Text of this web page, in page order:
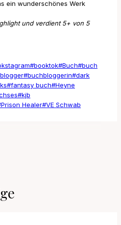
ein wunderschönes Werk
und verdient 5+ von 5
#booktok#Buch#buch
#buchbloggerin#dark
#fantasy buch#Heyne
#kjb
Prison Healer#VE Schwab